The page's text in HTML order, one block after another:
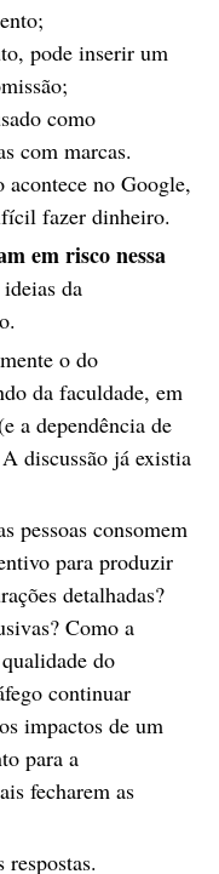
pode inserir um
como
com marcas.
no Google,
fazer dinheiro.
em risco nessa
da
o do
da faculdade, em
a dependência de
discussão já existia
pessoas consomem
para produzir
detalhadas?
Como a
do
continuar
impactos de um
para a
fecharem as
respostas.